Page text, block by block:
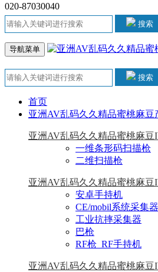
020-87030040
搜索
导航菜单
搜索
首页
亚洲AV乱码久久精品蜜桃麻豆
亚洲AV乱码久久精品蜜桃麻
一维条形码扫描枪
二维扫描枪
亚洲AV乱码久久精品蜜桃麻
安卓手持机
CE/mobil系统采集器
工业抗摔采集器
巴枪
RF枪_RF手持机
亚洲AV乱码久久精品蜜桃麻